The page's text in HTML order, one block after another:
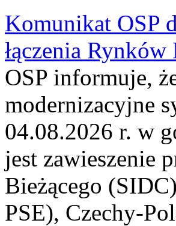
Komunikat OSP
łączenia
OSP informuje,
modernizacyjne
04.08.2026 r. w
jest zawieszenie
Bieżącego
PSE), Czechy-